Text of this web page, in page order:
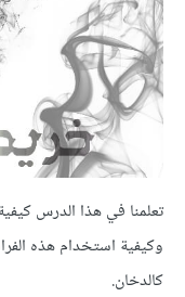
تعلمنا في هذا الدرس
وكيفية استخدام هذه
كالدخان.